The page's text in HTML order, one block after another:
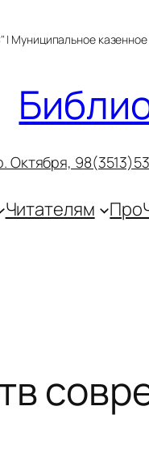
Муниципальное
Октября, 9
Читателям